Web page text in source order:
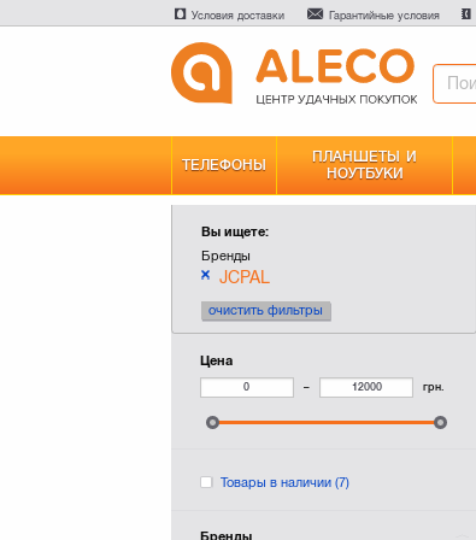
Условия доставки Гарантийные условия
ТЕЛЕФОНЫ
ПЛАНШЕТЫ И
НОУТБУКИ
Вы ищете:
Бренды
JCPAL
очистить фильтры
Цена
– грн.
Товары в наличии(7)
Бренды